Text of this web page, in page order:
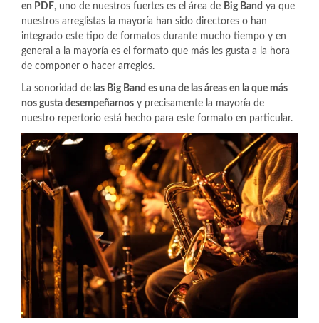
en PDF, uno de nuestros fuertes es el área de Big Band ya que
nuestros arreglistas la mayoría han sido directores o han
integrado este tipo de formatos durante mucho tiempo y en
general a la mayoría es el formato que más les gusta a la hora
de componer o hacer arreglos.
La sonoridad de las Big Band es una de las áreas en la que más
nos gusta desempeñarnos y precisamente la mayoría de
nuestro repertorio está hecho para este formato en particular.